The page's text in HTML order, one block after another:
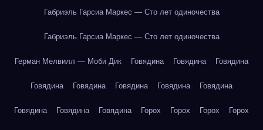
Габриэль Гарсиа Маркес — Сто лет одиночества
Габриэль Гарсиа Маркес — Сто лет одиночества
Герман Мелвилл — Моби Дик Говядина Говядина Говядина
Говядина Говядина Говядина Говядина Говядина
Говядина Говядина Говядина Горох Горох Горох Горох